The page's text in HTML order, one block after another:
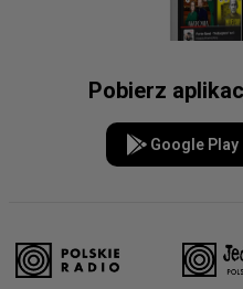
Pobierz
Google Play